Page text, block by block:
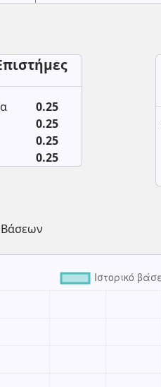
0.25
0.25
0.25
0.25
Βάσεων